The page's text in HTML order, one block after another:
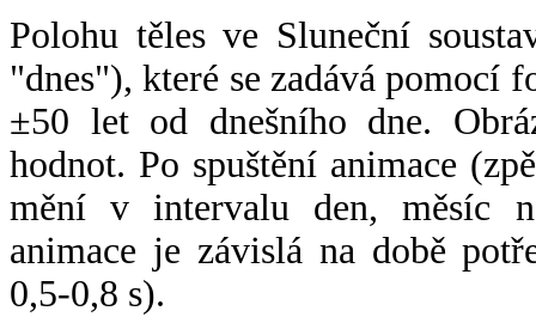
Polohu těles ve Sluneční
"dnes"), které se zadává pomocí
±50 let od dnešního dne.
hodnot. Po spuštění animace
mění v intervalu den, měsíc
animace je závislá na době
0,5-0,8 s).